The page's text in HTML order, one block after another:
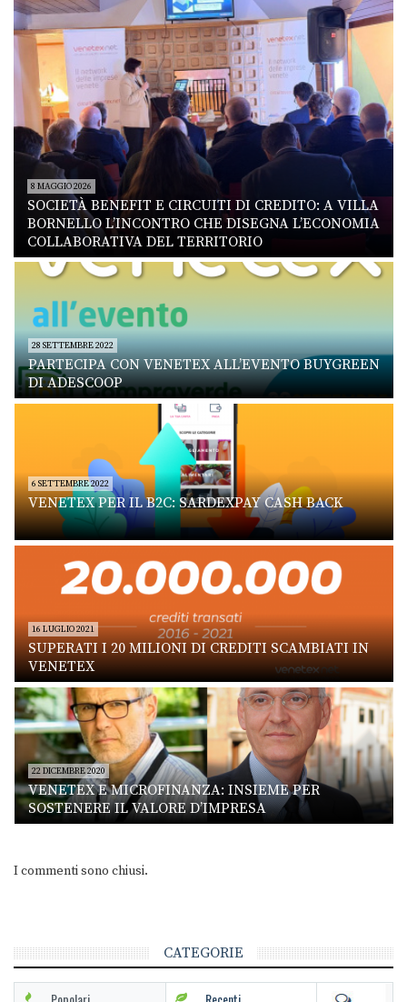
8 MAGGIO 2026
SOCIETÀ BENEFIT E CIRCUITI DI CREDITO: A VILLA
BORNELLO L’INCONTRO CHE DISEGNA L’ECONOMIA
COLLABORATIVA DEL TERRITORIO
28 SETTEMBRE 2022
PARTECIPA CON VENETEX ALL’EVENTO BUYGREEN
DI ADESCOOP
6 SETTEMBRE 2022
VENETEX PER IL B2C: SARDEXPAY CASH BACK
16 LUGLIO 2021
SUPERATI I 20 MILIONI DI CREDITI SCAMBIATI IN
VENETEX
22 DICEMBRE 2020
VENETEX E MICROFINANZA: INSIEME PER
SOSTENERE IL VALORE D’IMPRESA
I commenti sono chiusi.
CATEGORIE